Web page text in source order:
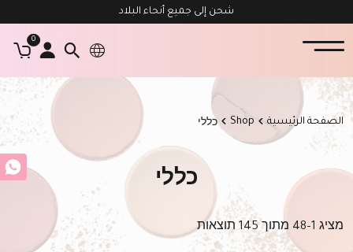
شحن إلى جميع أنحاء البلاد
0
الصفحة الرئيسية Shop כללי
כללי
מציג 1–48 מתוך 145 תוצאות